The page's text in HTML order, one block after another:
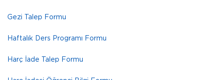
Gezi Talep Formu
Haftalık Ders Programı Formu
Harç İade Talep Formu